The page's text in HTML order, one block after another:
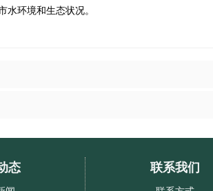
环境和生态状况。
态 联系我们